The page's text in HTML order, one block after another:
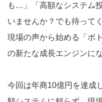
も…」「高額なシステム
いませんか？でも待って
現場の声から始める「ボ
の新たな成長エンジンに
今回は年商10億円を達成